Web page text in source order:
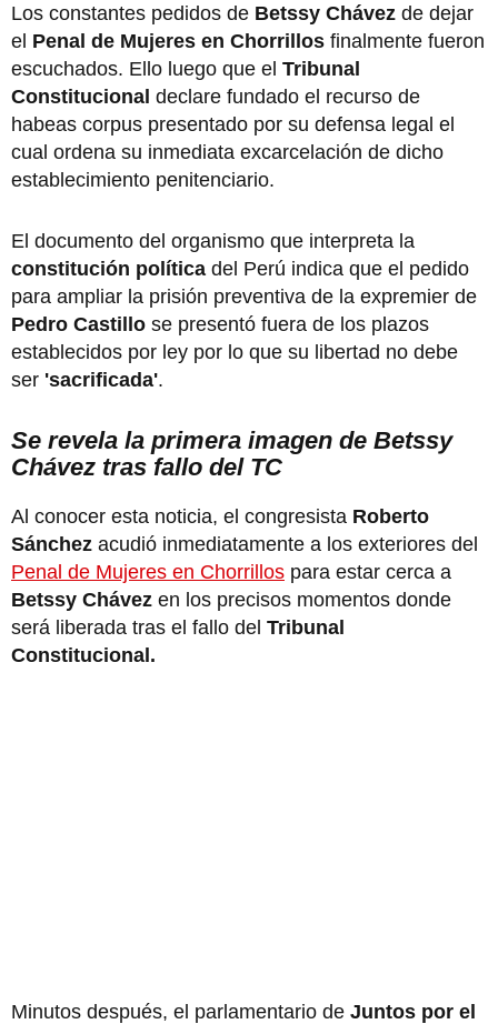
Los constantes pedidos de Betssy Chávez de dejar
el Penal de Mujeres en Chorrillos finalmente fueron
escuchados. Ello luego que el Tribunal
Constitucional declare fundado el recurso de
habeas corpus presentado por su defensa legal el
cual ordena su inmediata excarcelación de dicho
establecimiento penitenciario.
El documento del organismo que interpreta la
constitución política del Perú indica que el pedido
para ampliar la prisión preventiva de la expremier de
Pedro Castillo se presentó fuera de los plazos
establecidos por ley por lo que su libertad no debe
ser 'sacrificada'.
Se revela la primera imagen de Betssy
Chávez tras fallo del TC
Al conocer esta noticia, el congresista Roberto
Sánchez acudió inmediatamente a los exteriores del
Penal de Mujeres en Chorrillos para estar cerca a
Betssy Chávez en los precisos momentos donde
será liberada tras el fallo del Tribunal
Constitucional.
Minutos después, el parlamentario de Juntos por el